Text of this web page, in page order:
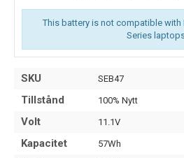
This battery is not compatible with
Series
SKU SEB47
Tillstånd 100% Nytt
Volt 11.1V
Kapacitet 57Wh